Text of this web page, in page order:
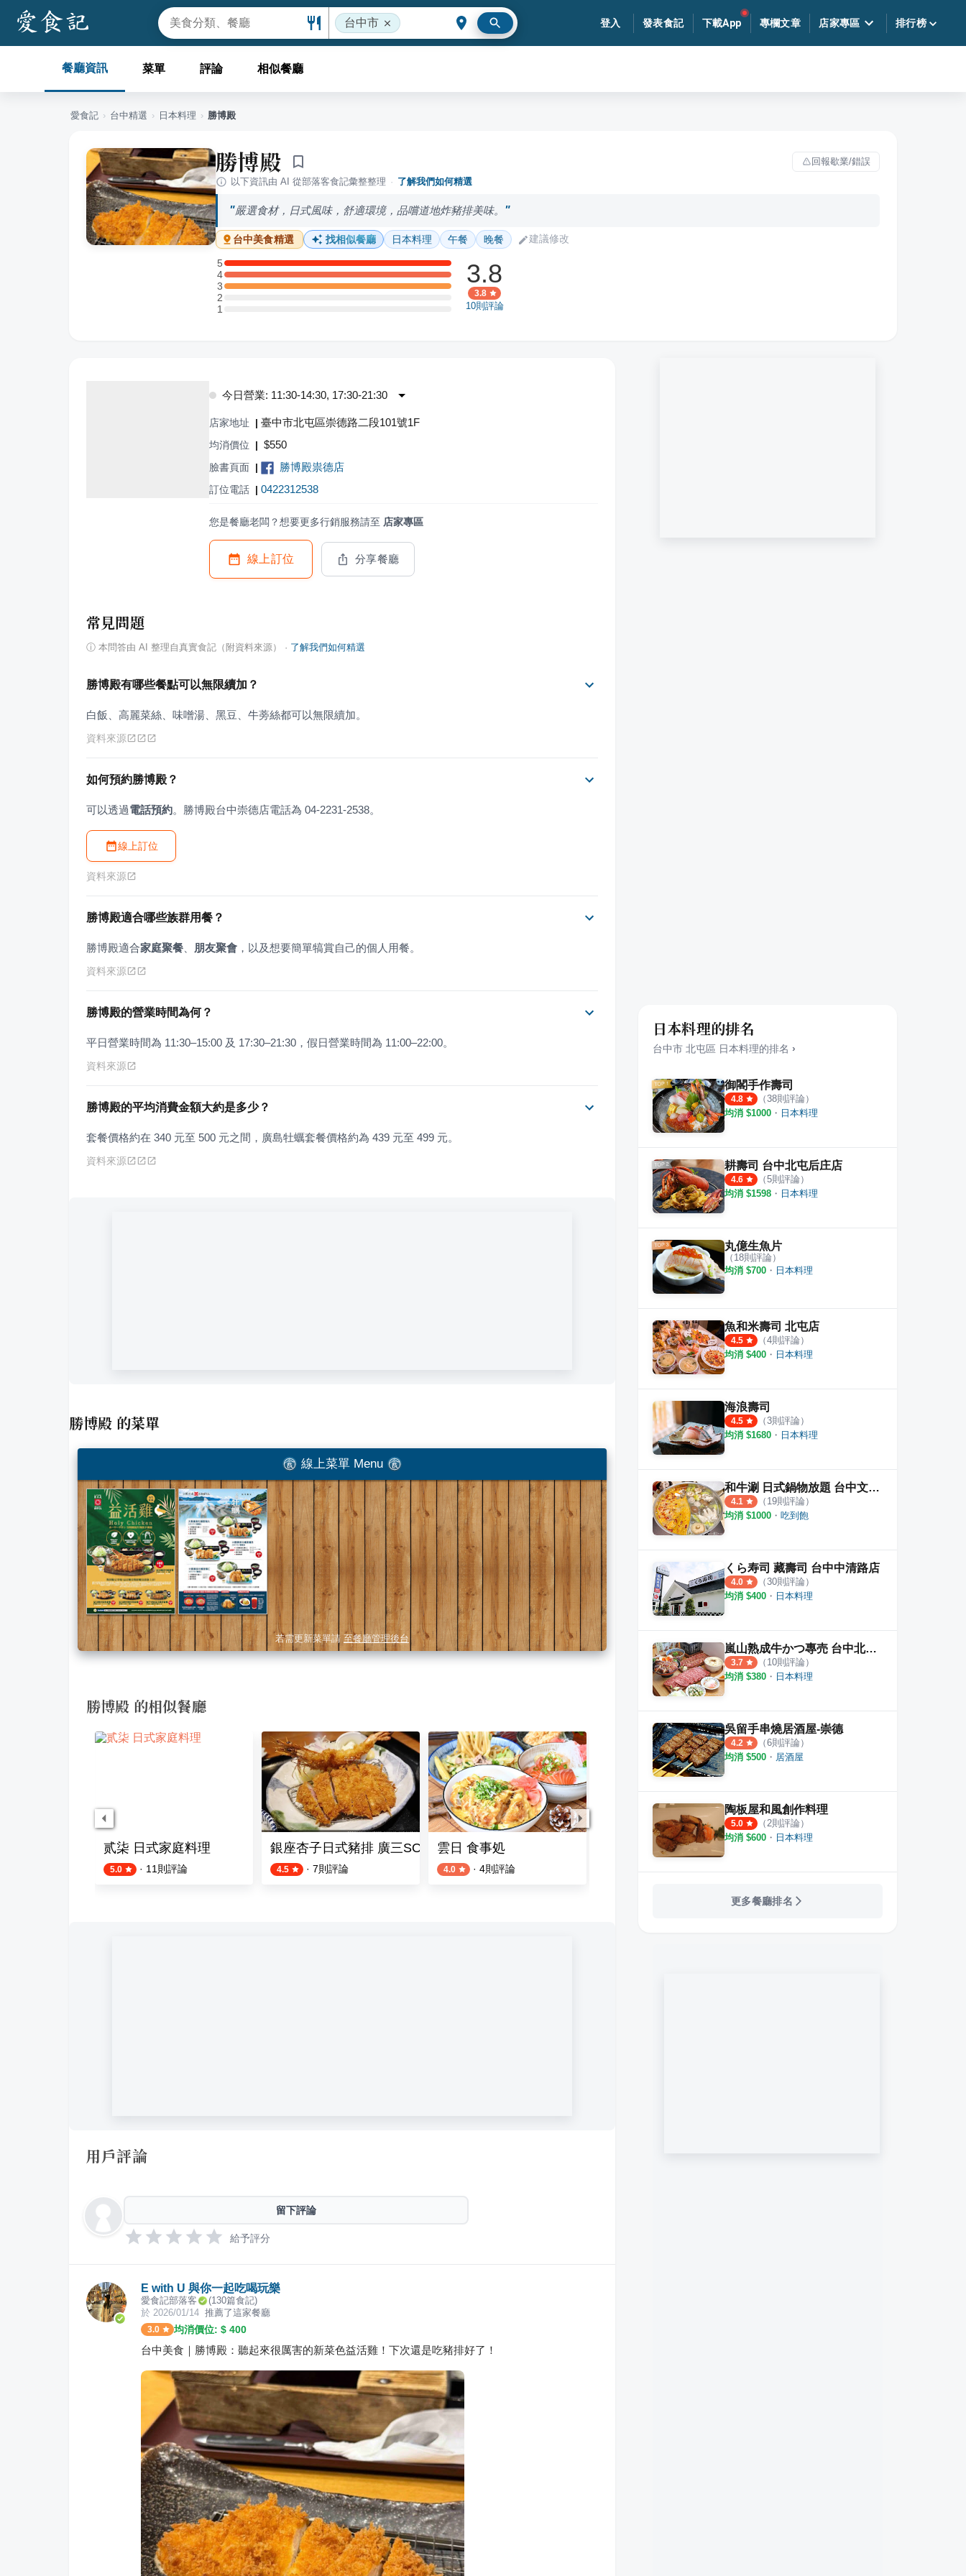
台中市 登入 發表食記 下載App 專欄文章 店家專區 排行榜
餐廳資訊 菜單 評論 相似餐廳
愛食記 › 台中精選 › 日本料理 › 勝博殿
勝博殿
回報歇業/錯誤
以下資訊由 AI 從部落客食記彙整整理 · 了解我們如何精選
嚴選食材，日式風味，舒適環境，品嚐道地炸豬排美味。
台中美食精選 找相似餐廳 日本料理 午餐 晚餐 建議修改
5
5 星：1 則評論
4
4 星：1 則評論
3
3 星：1 則評論
2
2 星：0 則評論
11 星：0 則評論
3.8
3.8
10則評論
今日營業: 11:30-14:30, 17:30-21:30
店家地址 | 臺中市北屯區崇德路二段101號1F
均消價位 | $550
臉書頁面 | 勝博殿祟德店
訂位電話 | 0422312538
您是餐廳老闆？想要更多行銷服務請至 店家專區
線上訂位 分享餐廳
常見問題
ⓘ 本問答由 AI 整理自真實食記（附資料來源） · 了解我們如何精選
勝博殿有哪些餐點可以無限續加？
白飯、高麗菜絲、味噌湯、黑豆、牛蒡絲都可以無限續加。
資料來源
如何預約勝博殿？
可以透過電話預約。勝博殿台中崇德店電話為 04-2231-2538。
線上訂位
資料來源
勝博殿適合哪些族群用餐？
勝博殿適合家庭聚餐 朋友聚會 ，以及想要簡單犒賞自己的個人用餐。
資料來源
勝博殿的營業時間為何？
平日營業時間為 11:30–15:00 及 17:30–21:30，假日營業時間為 11:00–22:00。
資料來源
勝博殿的平均消費金額大約是多少？
套餐價格約在 340 元至 500 元之間，廣島牡蠣套餐價格約為 439 元至 499 元。
資料來源
勝博殿 的菜單
線上菜單 Menu
若需更新菜單請 至餐廳管理後台
勝博殿 的相似餐廳
贰柒 日式家庭料理
5.0 · 11 則評論
銀座杏子日式豬排 廣三SOGO店
4.5 · 7則評論
雲日 食事処
4.0 · 4則評論
銀座杏子日式豬排 台中秀泰店
用戶評論
留下評論
給予評分
E with U 與你一起吃喝玩樂
愛食記部落客 (130篇食記)
於 2026/01/14 推薦了這家餐廳
3.0 均消價位: $ 400
台中美食｜勝博殿：聽起來很厲害的新菜色益活雞！下次還是吃豬排好了！
日本料理的排名
台中市 北屯區 日本料理的排名 ›
御閣手作壽司
4.8 （38則評論）
均消 $1000 ・ 日本料理
耕壽司 台中北屯后庄店
4.6 （5則評論）
均消 $1598 ・ 日本料理
丸億生魚片
（ 18則評論）
均消 $700 ・ 日本料理
魚和米壽司 北屯店
4.5 （4則評論）
均消 $400 ・ 日本料理
海浪壽司
4.5 （3則評論）
均消 $1680 ・ 日本料理
和牛涮 日式鍋物放題 台中文心崇德店
4.1 （ 19則評論）
均消 $1000 ・ 吃到飽
くら寿司 藏壽司 台中中清路店
4.0 （30則評論）
均消 $400 ・ 日本料理
嵐山熟成牛かつ專売 台中北屯店
3.7 （ 10則評論）
均消 $380 ・ 日本料理
吳留手串燒居酒屋-崇德
4.2 （6則評論）
均消 $500 ・ 居酒屋
陶板屋和風創作料理
5.0 （ 2則評論）
均消 $600 ・ 日本料理
更多餐廳排名